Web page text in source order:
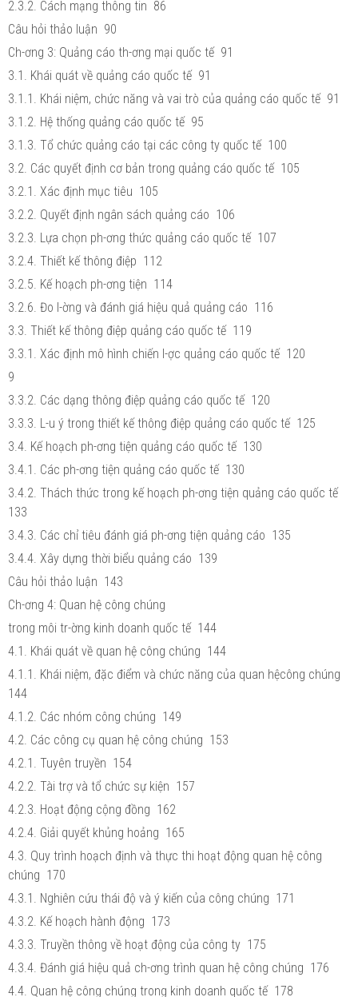
2.3.2. Cách mạng thông tin 86
Câu hỏi thảo luận 90
Ch-ơng 3: Quảng cáo th-ơng mại quốc tế 91
3.1. Khái quát về quảng cáo quốc tế 91
3.1.1. Khái niệm, chức năng và vai trò của quảng cáo quốc tế 91
3.1.2. Hệ thống quảng cáo quốc tế 95
3.1.3. Tổ chức quảng cáo tại các công ty quốc tế 100
3.2. Các quyết định cơ bản trong quảng cáo quốc tế 105
3.2.1. Xác định mục tiêu 105
3.2.2. Quyết định ngân sách quảng cáo 106
3.2.3. Lựa chọn ph-ơng thức quảng cáo quốc tế 107
3.2.4. Thiết kế thông điệp 112
3.2.5. Kế hoạch ph-ơng tiện 114
3.2.6. Đo l-ờng và đánh giá hiệu quả quảng cáo 116
3.3. Thiết kế thông điệp quảng cáo quốc tế 119
3.3.1. Xác định mô hình chiến l-ợc quảng cáo quốc tế 120
9
3.3.2. Các dạng thông điệp quảng cáo quốc tế 120
3.3.3. L-u ý trong thiết kế thông điệp quảng cáo quốc tế 125
3.4. Kế hoạch ph-ơng tiện quảng cáo quốc tế 130
3.4.1. Các ph-ơng tiện quảng cáo quốc tế 130
3.4.2. Thách thức trong kế hoạch ph-ơng tiện quảng cáo quốc tế
133
3.4.3. Các chỉ tiêu đánh giá ph-ơng tiện quảng cáo 135
3.4.4. Xây dựng thời biểu quảng cáo 139
Câu hỏi thảo luận 143
Ch-ơng 4: Quan hệ công chúng
trong môi tr-ờng kinh doanh quốc tế 144
4.1. Khái quát về quan hệ công chúng 144
4.1.1. Khái niệm, đặc điểm và chức năng của quan hệcông chúng
144
4.1.2. Các nhóm công chúng 149
4.2. Các công cụ quan hệ công chúng 153
4.2.1. Tuyên truyền 154
4.2.2. Tài trợ và tổ chức sự kiện 157
4.2.3. Hoạt động cộng đồng 162
4.2.4. Giải quyết khủng hoảng 165
4.3. Quy trình hoạch định và thực thi hoạt động quan hệ công
chúng 170
4.3.1. Nghiên cứu thái độ và ý kiến của công chúng 171
4.3.2. Kế hoạch hành động 173
4.3.3. Truyền thông về hoạt động của công ty 175
4.3.4. Đánh giá hiệu quả ch-ơng trình quan hệ công chúng 176
4.4. Quan hệ công chúng trong kinh doanh quốc tế 178